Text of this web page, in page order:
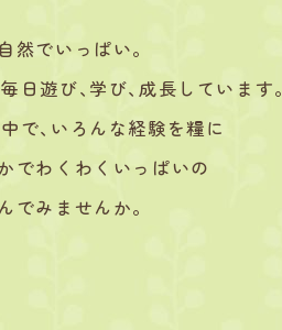
然でいっぱい。
日遊び､学び､成長しています。
で､いろんな経験を糧に
でわくわくいっぱいの
でみませんか。